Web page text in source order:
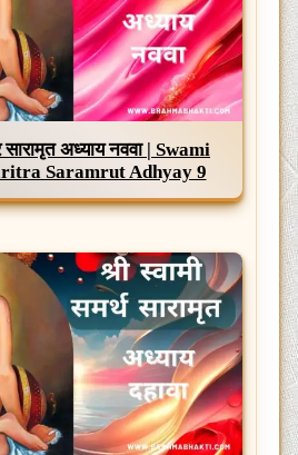
सारामृत अध्याय नववा | Swami
Saramrut Adhyay 9